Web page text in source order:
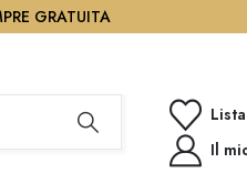
GRATUITA
Il